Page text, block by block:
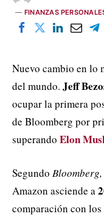
FINANZAS
Nuevo cambio en lo
del mundo. Jeff
ocupar la primera
de Bloomberg por
superando Elon
Segundo Bloomberg,
Amazon asciende a
comparación con